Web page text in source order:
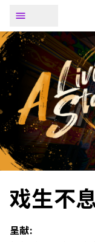
戏生不
呈献: